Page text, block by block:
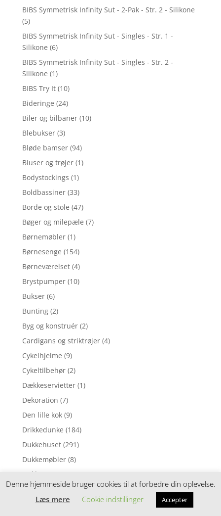
BIBS Symmetrisk Infinity Sut - 2-Pak - Str. 2 - Silikone
(5)
BIBS Symmetrisk Infinity Sut - Singles - Str. 1 -
Silikone (6)
BIBS Symmetrisk Infinity Sut - Singles - Str. 2 -
Silikone (1)
BIBS Try It (10)
Bideringe (24)
Biler og bilbaner (10)
Blebukser (3)
Bløde bamser (94)
Bluser og trøjer (1)
Bodystockings (1)
Boldbassiner (33)
Borde og stole (47)
Bøger og milepæle (7)
Børnemøbler (1)
Børnesenge (154)
Børneværelset (4)
Brystpumper (10)
Bukser (6)
Bunting (2)
Byg og konstruér (2)
Cardigans og striktrøjer (4)
Cykelhjelme (9)
Cykeltilbehør (2)
Dækkeservietter (1)
Dekoration (7)
Den lille kok (9)
Drikkedunke (184)
Dukkehuset (291)
Dukkemøbler (8)
Dukker
Dukkesenge (1)
Dukkesengetøj
Denne hjemmeside bruger cookies til at forbedre din oplevelse.
Læs mere
Cookie indstillinger Accepter